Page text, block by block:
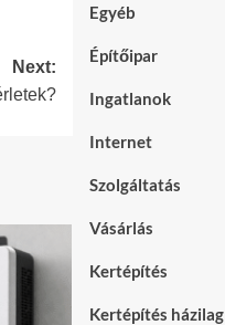
Next:
Egyéb
Építőipar
Ingatlanok
Internet
Szolgáltatás
Vásárlás
Kertépítés
Kertépítés házilag